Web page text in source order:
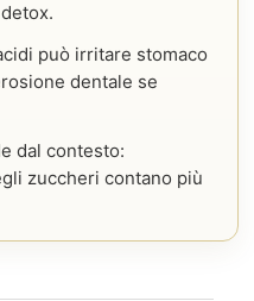
può irritare stomaco
dentale se
dal contesto:
zuccheri contano più